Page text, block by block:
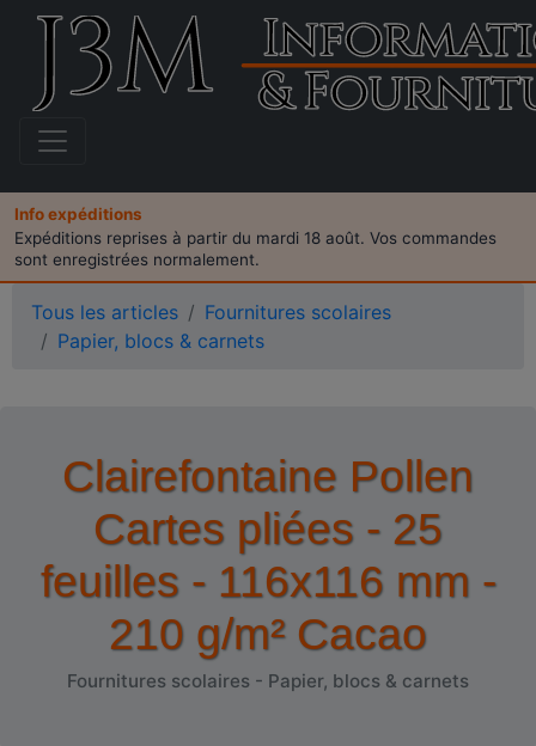
Info expéditions
Expéditions reprises à partir du mardi 18 août. Vos commandes
sont enregistrées normalement.
Tous les articles
Fournitures scolaires
Papier, blocs & carnets
Clairefontaine Pollen
Cartes pliées - 25
feuilles - 116x116 mm -
210 g/m² Cacao
Fournitures scolaires - Papier, blocs & carnets